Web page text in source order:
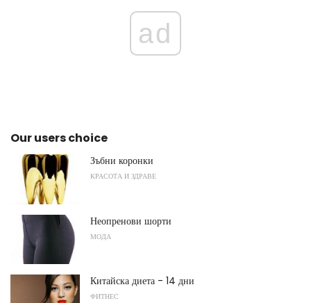
ad
Our users choice
Зъбни коронки
КРАСОТА И ЗДРАВЕ
Неопренови шорти
МОДА
Китайска диета - 14 дни
ФИТНЕС